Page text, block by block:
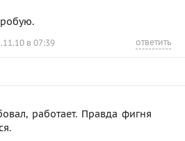
в 07:39 ответить
работает. Правда фигня